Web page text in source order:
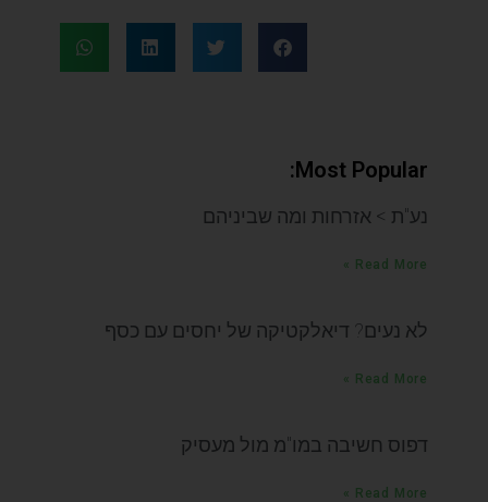
Most Popular:
נע"ת > אזרחות ומה שביניהם
Read More »
לא נעים? דיאלקטיקה של יחסים עם כסף
Read More »
דפוס חשיבה במו"מ מול מעסיק
Read More »